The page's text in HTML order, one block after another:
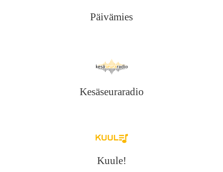
Päivämies
Kesäseuraradio
Kuule!